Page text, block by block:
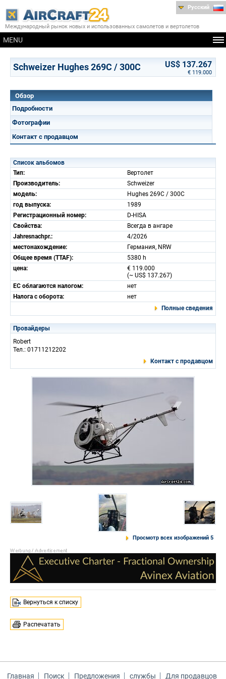
Международный рынок новых и использованных самолетов и вертолетов
MENU
Русский
Schweizer Hughes 269C / 300C US$ 137.267
€ 119.000
Обзор
Подробности
Фотографии
Контакт с продавцом
Список альбомов
Тип:
Вертолет
Производитель:
Schweizer
модель:
Hughes 269C / 300C
год выпуска:
1989
Регистрационный номер:
D-HISA
Свойства:
Всегда в ангаре
Jahresnachpr.:
4/2026
местонахождение:
Германия, NRW
Общее время (TTAF):
5380 h
цена:
€ 119.000
(~ US$ 137.267)
ЕС облагаются налогом:
нет
Налога с оборота:
нет
Полные сведения
Провайдеры
Robert
Тел.: 01711212202
Контакт с продавцом
Просмотр всех изображений 5
Вернуться к списку
Распечатать
Главная Поиск Предложения службы Для продавцов